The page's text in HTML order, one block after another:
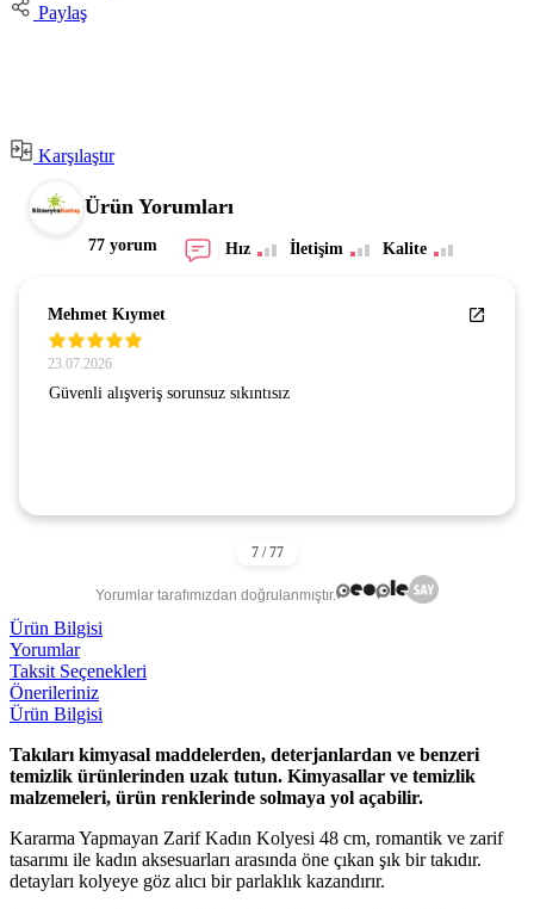
Paylaş
Karşılaştır
Ürün Yorumları
77 yorum Hız İletişim Kalite
Mehmet Kıymet
23.07.2026
Güvenli alışveriş sorunsuz sıkıntısız
Yorumlar tarafımızdan doğrulanmıştır.
Ürün Bilgisi
Yorumlar
Taksit Seçenekleri
Önerileriniz
Ürün Bilgisi
Takıları kimyasal maddelerden, deterjanlardan ve benzeri
temizlik ürünlerinden uzak tutun. Kimyasallar ve temizlik
malzemeleri, ürün renklerinde solmaya yol açabilir.
Kararma Yapmayan Zarif Kadın Kolyesi 48 cm, romantik ve zarif
tasarımı ile kadın aksesuarları arasında öne çıkan şık bir takıdır.
detayları kolyeye göz alıcı bir parlaklık kazandırır.